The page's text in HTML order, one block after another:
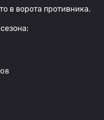
в ворота противника.